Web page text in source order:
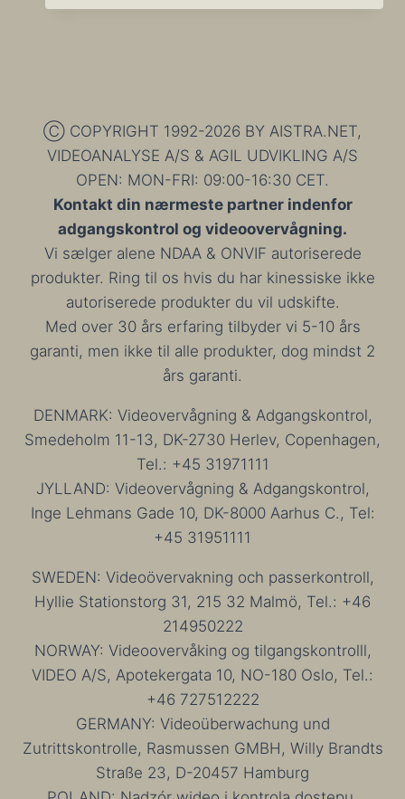
OVER
MILLIONER
COMPUTERE
Ⓒ COPYRIGHT 1992-2026 BY AISTRA.NET,
VIDEOANALYSE A/S & AGIL UDVIKLING A/S
OPEN: MON-FRI: 09:00-16:30 CET.
Kontakt din nærmeste partner indenfor
adgangskontrol og videoovervågning.
Vi sælger alene NDAA & ONVIF autoriserede
produkter. Ring til os hvis du har kinessiske ikke
autoriserede produkter du vil udskifte.
Med over 30 års erfaring tilbyder vi 5-10 års
garanti, men ikke til alle produkter, dog mindst 2
års garanti.
DENMARK: Videovervågning & Adgangskontrol,
Smedeholm 11-13, DK-2730 Herlev, Copenhagen,
Tel.: +45 31971111
JYLLAND: Videovervågning & Adgangskontrol,
Inge Lehmans Gade 10, DK-8000 Aarhus C., Tel:
+45 31951111
SWEDEN: Videoövervakning och passerkontroll,
Hyllie Stationstorg 31, 215 32 Malmö, Tel.: +46
214950222
NORWAY: Videoovervåking og tilgangskontrolll,
VIDEO A/S, Apotekergata 10, NO-180 Oslo, Tel.:
+46 727512222
GERMANY: Videoüberwachung und
Zutrittskontrolle, Rasmussen GMBH, Willy Brandts
Straße 23, D-20457 Hamburg